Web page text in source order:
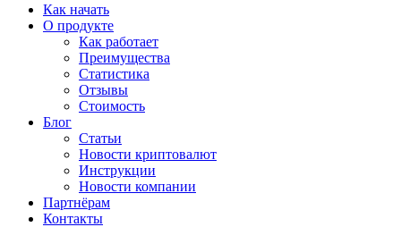
Как начать
О продукте
Как работает
Преимущества
Статистика
Отзывы
Стоимость
Блог
Статьи
Новости криптовалют
Инструкции
Новости компании
Партнёрам
Контакты